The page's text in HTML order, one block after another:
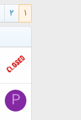
1
2
P